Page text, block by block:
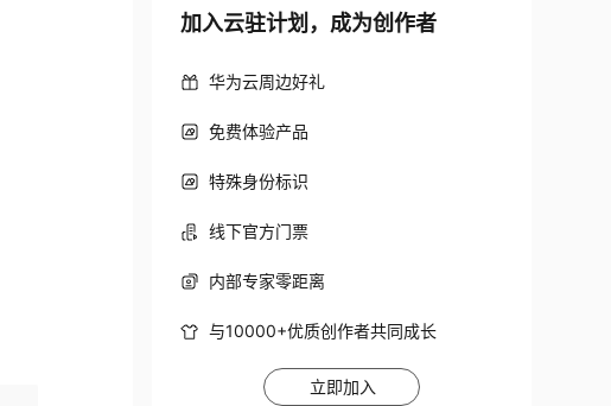
加入云驻计划，成为创作者
华为云周边好礼
免费体验产品
特殊身份标识
线下官方门票
内部专家零距离
与10000+优质创作者共同成长
立即加入